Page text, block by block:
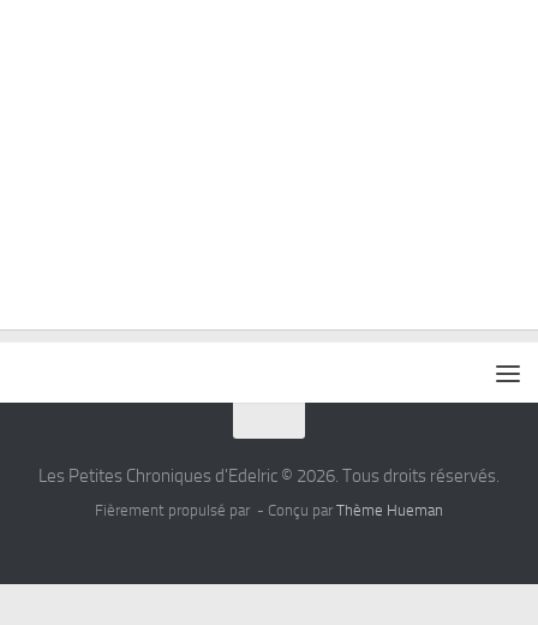
Les Petites Chroniques d'Edelric © 2026. Tous droits réservés.
Fièrement propulsé par - Conçu par Thème Hueman